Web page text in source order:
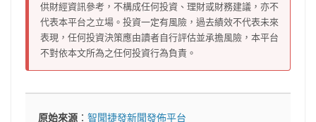
供財經資訊參考，不構成任何投資、理財或財務建議，亦不
代表本平台之立場。投資一定有風險，過去績效不代表未來
表現，任何投資決策應由讀者自行評估並承擔風險，本平台
不對依本文所為之任何投資行為負責。
原始來源 ：智聞捷發新聞發佈平台